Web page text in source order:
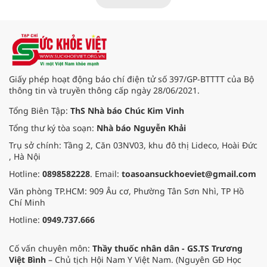
đem đến hơi ấm từ những phương
pháp Nam y thuần Việt, giúp xoa
dịu cơn đau và nâng cao sức khỏe
cho các cựu chiến binh trước sự
thay đổi đột ngột của thời tiết.
Giấy phép hoạt động báo chí điện tử số 397/GP-BTTTT của Bộ
thông tin và truyền thông cấp ngày 28/06/2021.
Tổng Biên Tập: ThS Nhà báo Chúc Kim Vinh
Tổng thư ký tòa soạn: Nhà báo Nguyễn Khải
Trụ sở chính: Tầng 2, Căn 03NV03, khu đô thị Lideco, Hoài Đức
, Hà Nội
Hotline: 0898582228. Email: toasoansuckhoeviet@gmail.com
Văn phòng TP.HCM: 909 Âu cơ, Phường Tân Sơn Nhì, TP Hồ
Chí Minh
Hotline: 0949.737.666
Cố vấn chuyên môn: Thầy thuốc nhân dân - GS.TS Trương
Việt Bình – Chủ tịch Hội Nam Y Việt Nam. (Nguyên GĐ Học